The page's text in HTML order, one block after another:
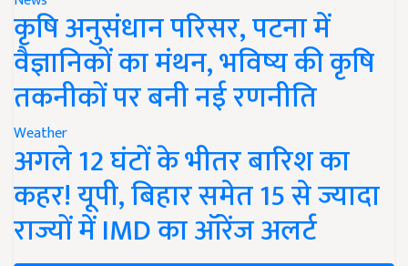
कृषि अनुसंधान परिसर, पटना में
वैज्ञानिकों का मंथन, भविष्य की कृषि
तकनीकों पर बनी नई रणनीति
Weather
अगले 12 घंटों के भीतर बारिश का
कहर! यूपी, बिहार समेत 15 से ज्यादा
राज्यों में IMD का ऑरेंज अलर्ट